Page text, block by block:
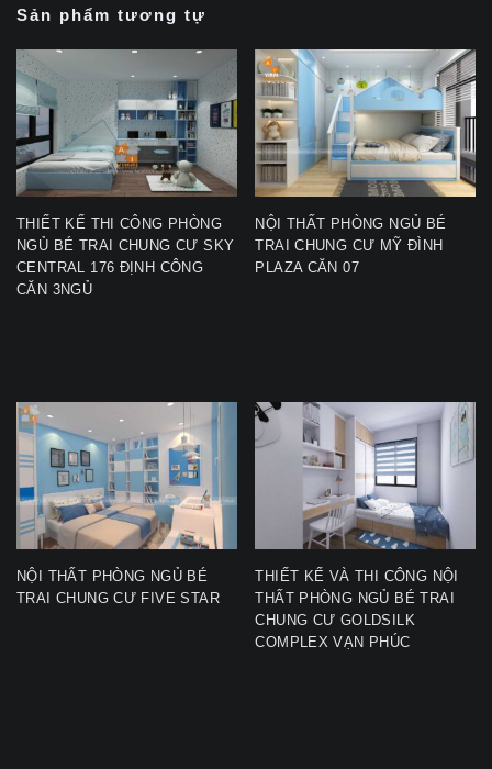
Sản phẩm tương tự
THIẾT KẾ THI CÔNG PHÒNG
NGỦ BÉ TRAI CHUNG CƯ SKY
CENTRAL 176 ĐỊNH CÔNG
CĂN 3NGỦ
NỘI THẤT PHÒNG NGỦ BÉ
TRAI CHUNG CƯ MỸ ĐÌNH
PLAZA CĂN 07
NỘI THẤT PHÒNG NGỦ BÉ
TRAI CHUNG CƯ FIVE STAR
THIẾT KẾ VÀ THI CÔNG NỘI
THẤT PHÒNG NGỦ BÉ TRAI
CHUNG CƯ GOLDSILK
COMPLEX VẠN PHÚC